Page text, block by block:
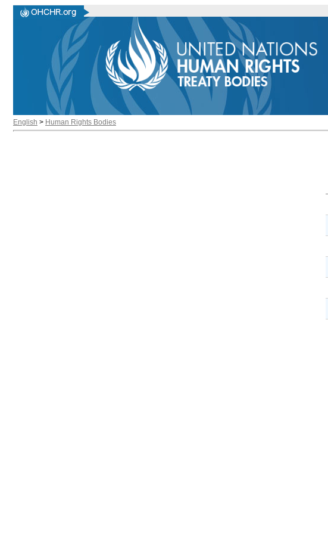
English > Human Rights Bodies